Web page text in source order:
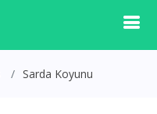
Sarda Koyunu